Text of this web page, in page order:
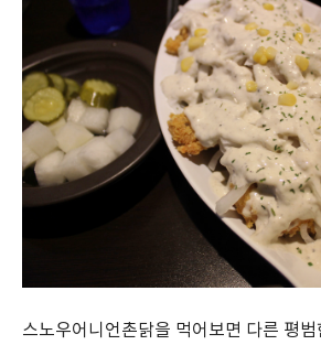
스노우어니언촌닭을 먹어보면 다른 평범